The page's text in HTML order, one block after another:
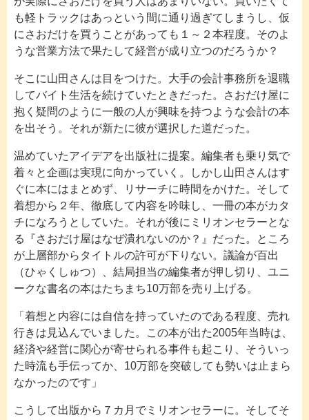
も軽トラックはあっという間に通り過ぎてしまうし、仮
にさおだけを買うことがあっても１～２本程度。そのよ
うな営業方法で果たして経営が成り立つのだろうか？
そこに山田さんは目をつけた。大手の会計事務所を退職
してバイト生活を続けていたときだった。さおだけ屋に
抱く疑問のように一般の人が興味を持つような会計の本
を出そう。それが新たに彼が選択した道だった。
温めていたアイデアを出版社に提案。編集者も乗り気で
着々と企画は実現に向かっていく。しかし山田さんはす
ぐに本にはまとめず、リサーチに時間をかけた。そして
着想から２年、徹底して内容を吟味し、一冊の本がカタ
チになろうとしていた。それが後にミリオンセラーとな
る『さおだけ屋はなぜ潰れないのか？』だった。ところ
が上層部からタイトルの許可が下りない。議論が百出
（ひゃくしゅつ）、結局担当の編集者が押し切り、ユニ
ークな書名の本はたちまち10万部を売り上げる。
「着想と内容には自信を持っていたのである程度、売れ
行きは見込んでいました。この本が出た2005年当時は、
経済や経営に関心が寄せられる事件も起こり、そういっ
た時流も手伝ってか、10万部を突破しても勢いは止まら
なかったのです」
こうして出版から７カ月でミリオンセラーに。そしてそ